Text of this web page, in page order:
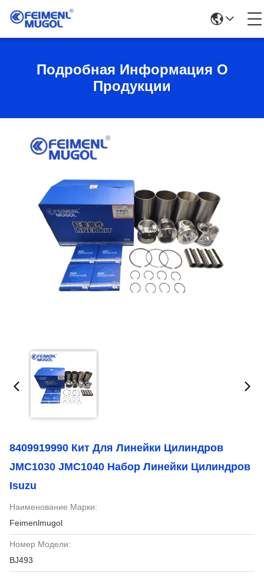
Подробная Информация О
Продукции
8409919990 Кит Для Линейки Цилиндров
JMC1030 JMC1040 Набор Линейки Цилиндров
Isuzu
Наименование Марки:
Feimenlmugol
Номер Модели:
BJ493